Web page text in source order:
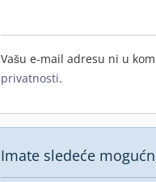
Vašu e-mail adresu ni u
privatnosti.
Imate sledeće